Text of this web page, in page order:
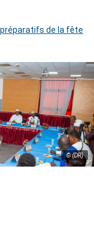
de la fête
© (DR)